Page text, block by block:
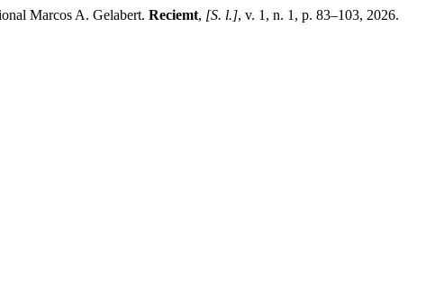
Marcos A. Gelabert. Reciemt, [S. l.], v. 1, n. 1, p. 83–103, 2026.